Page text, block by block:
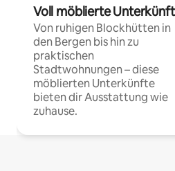
Voll möblierte
Von ruhigen Blockhütten in
den Bergen bis hin zu
praktischen
Stadtwohnungen – diese
möblierten Unterkünfte
bieten dir Ausstattung wie
zuhause.